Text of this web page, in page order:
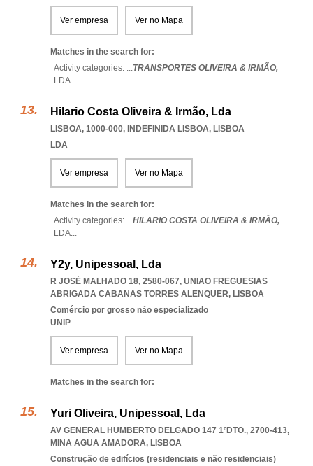
Ver empresa Ver no Mapa
Matches in the search for:
Activity categories: ...TRANSPORTES OLIVEIRA & IRMÃO,
LDA...
Hilario Costa Oliveira & Irmão, Lda
LISBOA, 1000-000, INDEFINIDA LISBOA, LISBOA
LDA
Ver empresa Ver no Mapa
Matches in the search for:
Activity categories: ...HILARIO COSTA OLIVEIRA & IRMÃO,
LDA...
Y2y, Unipessoal, Lda
R JOSÉ MALHADO 18, 2580-067, UNIAO FREGUESIAS
ABRIGADA CABANAS TORRES ALENQUER, LISBOA
Comércio por grosso não especializado
UNIP
Ver empresa Ver no Mapa
Matches in the search for:
Yuri Oliveira, Unipessoal, Lda
AV GENERAL HUMBERTO DELGADO 147 1ºDTO., 2700-413,
MINA AGUA AMADORA, LISBOA
Construção de edifícios (residenciais e não residenciais)